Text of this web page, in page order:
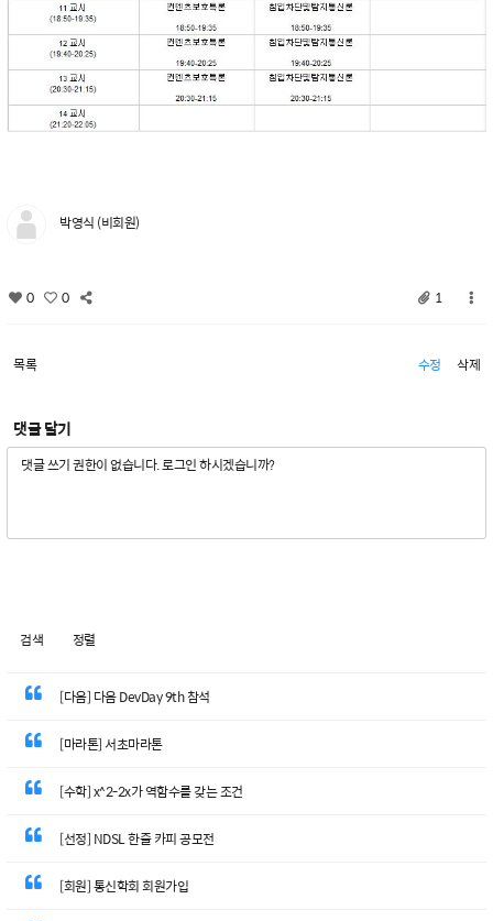
박영식 (비회원)
0 0 1
목록 수정 삭제
댓글 달기
검색 정렬
[다음] 다음 DevDay 9th 참석
[마라톤] 서초마라톤
[수학] x^2-2x가 역함수를 갖는 조건
[선정] NDSL 한줄 카피 공모전
[회원] 통신학회 회원가입